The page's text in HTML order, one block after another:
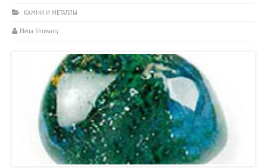
КАМНИ И МЕТАЛЛЫ
Elena Shuwany